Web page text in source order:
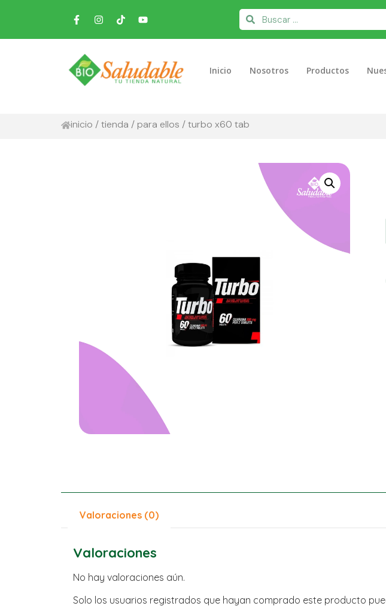
Inicio Nosotros Productos
inicio /tienda / para ellos / turbo x60 tab
Valoraciones (0)
Valoraciones
No hay valoraciones aún.
Solo los usuarios registrados que hayan comprado este producto